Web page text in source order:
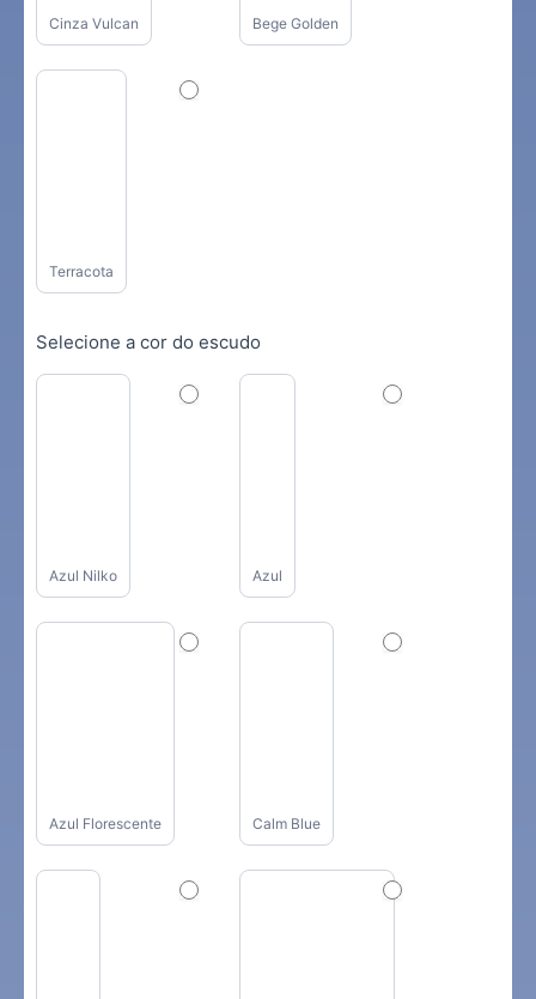
Cinza Vulcan Bege Golden
Terracota
Selecione a cor do escudo
Azul Nilko Azul
Azul Florescente Calm Blue